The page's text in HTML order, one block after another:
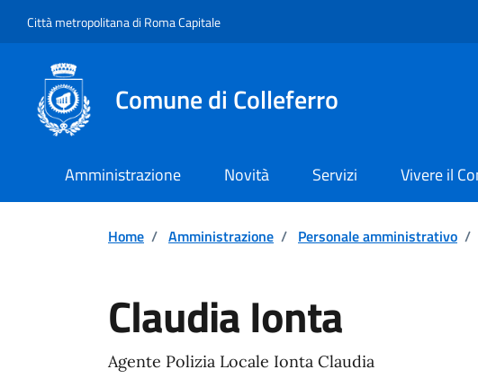
Città metropolitana di Roma Capitale
Comune di Colleferro
Amministrazione Novità Servizi Vivere il
Home / Amministrazione / Personale amministrativo /
Claudia Ionta
Agente Polizia Locale Ionta Claudia